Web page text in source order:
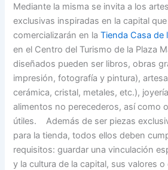
Mediante la misma se invita a los
exclusivas inspiradas en la capital
comercializarán en laTienda Casa de
en el Centro del Turismo de la Plaza
diseñados pueden ser libros, obras
impresión, fotografía y pintura),
cerámica, cristal, metales, etc.),
alimentos no perecederos, así como
útiles. Además de ser piezas
para la tienda, todos ellos deben
requisitos: guardar una vinculación
y la cultura de la capital, sus valores